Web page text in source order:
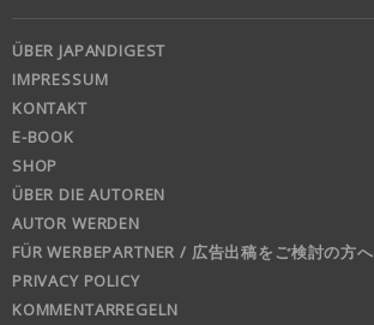
ÜBER JAPANDIGEST
IMPRESSUM
KONTAKT
E-BOOK
SHOP
ÜBER DIE AUTOREN
AUTOR WERDEN
FÜR WERBEPARTNER / 広告出稿をご検討の方へ
PRIVACY POLICY
KOMMENTARREGELN